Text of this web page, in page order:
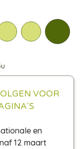
VOOR
en
12 maart